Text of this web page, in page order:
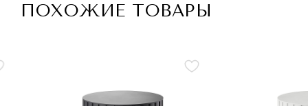
ПОХОЖИЕ ТОВАРЫ